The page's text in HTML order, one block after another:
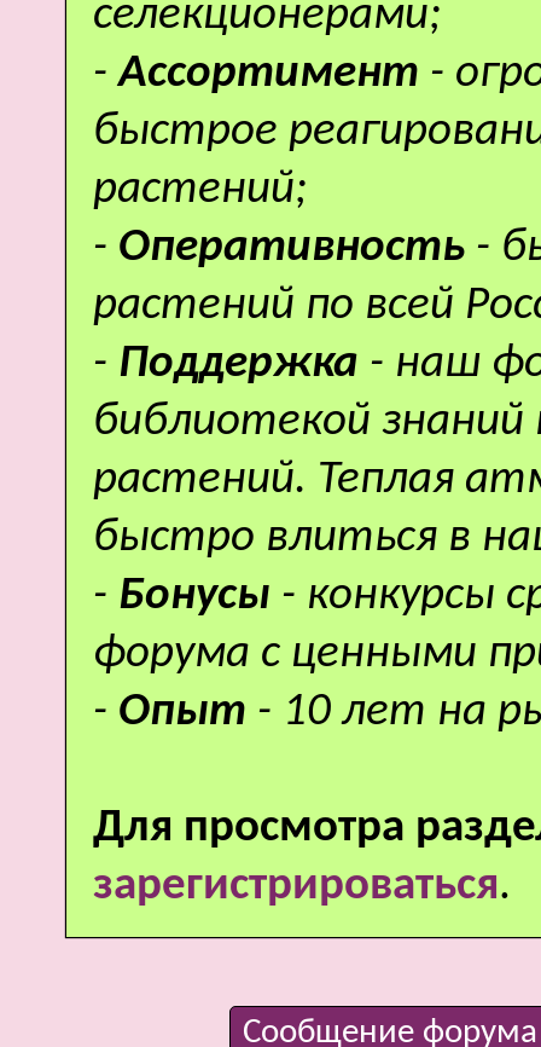
селекционерами;
-Ассортимент -
быстрое
растений;
- Оперативность -
растений по всей
- Поддержка - наш
библиотекой
растений. Теплая
быстро влиться в
- Бонусы - конкурсы
форума с ценными
- Опыт - 10 лет на
Для просмотра
зарегистрироваться.
Сообщение форума